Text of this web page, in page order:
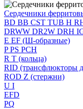
Сердечники
BD BB CST TUB H
DRWW DR2W DRH
E EF (Ш-образные)
P PS PCH
R T (кольца)
RID (трансфлюкторы
ROD Z (стержни)
U I
EFD
PQ